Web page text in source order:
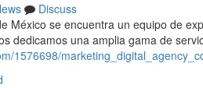
Discuss
México se encuentra un equipo de
dedicamos una amplia gama de
1576698/